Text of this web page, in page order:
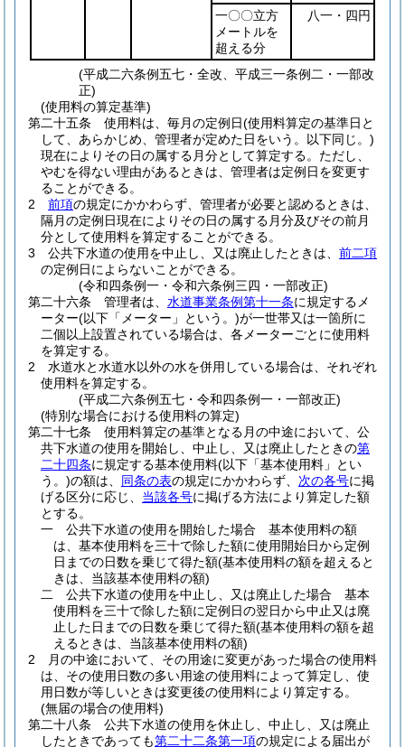
一〇〇立方
メートルを
超える分
八一・四円
(平成二六条例五七・全改、平成三一条例二・一部改
正)
(使用料の算定基準)
第二十五条
使用料は、毎月の定例日(使用料算定の基準日と
して、あらかじめ、管理者が定めた日をいう。以下同じ。)
現在によりその日の属する月分として算定する。 ただし、
やむを得ない理由があるときは、管理者は定例日を変更す
ることができる。
2
前項の規定にかかわらず、管理者が必要と認めるときは、
隔月の定例日現在によりその日の属する月分及びその前月
分として使用料を算定することができる。
3
公共下水道の使用を中止し、又は廃止したときは、 前二項
の定例日によらないことができる。
(令和四条例一・令和六条例三四・一部改正)
第二十六条
管理者は、 水道事業条例第十一条に規定するメ
ーター(以下「メーター」という。)が一世帯又は一箇所に
二個以上設置されている場合は、各メーターごとに使用料
を算定する。
2
水道水と水道水以外の水を併用している場合は、それぞれ
使用料を算定する。
(平成二六条例五七・令和四条例一・一部改正)
(特別な場合における使用料の算定)
第二十七条
使用料算定の基準となる月の中途において、公
共下水道の使用を開始し、中止し、又は廃止したときの第
二十四条に規定する基本使用料(以下「基本使用料」とい
う。)の額は、 同条の表の規定にかかわらず、 次の各号に掲
げる区分に応じ、 当該各号に掲げる方法により算定した額
とする。
一
公共下水道の使用を開始した場合 基本使用料の額
は、基本使用料を三十で除した額に使用開始日から定例
日までの日数を乗じて得た額(基本使用料の額を超えると
きは、当該基本使用料の額)
二
公共下水道の使用を中止し、又は廃止した場合 基本
使用料を三十で除した額に定例日の翌日から中止又は廃
止した日までの日数を乗じて得た額(基本使用料の額を超
えるときは、当該基本使用料の額)
2
月の中途において、その用途に変更があった場合の使用料
は、その使用日数の多い用途の使用料によって算定し、使
用日数が等しいときは変更後の使用料により算定する。
(無届の場合の使用料)
第二十八条
公共下水道の使用を休止し、中止し、又は廃止
したときであっても第二十二条第一項の規定による届出が